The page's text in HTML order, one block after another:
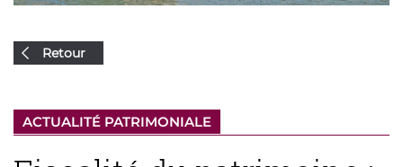
Retour
ACTUALITÉ PATRIMONIALE